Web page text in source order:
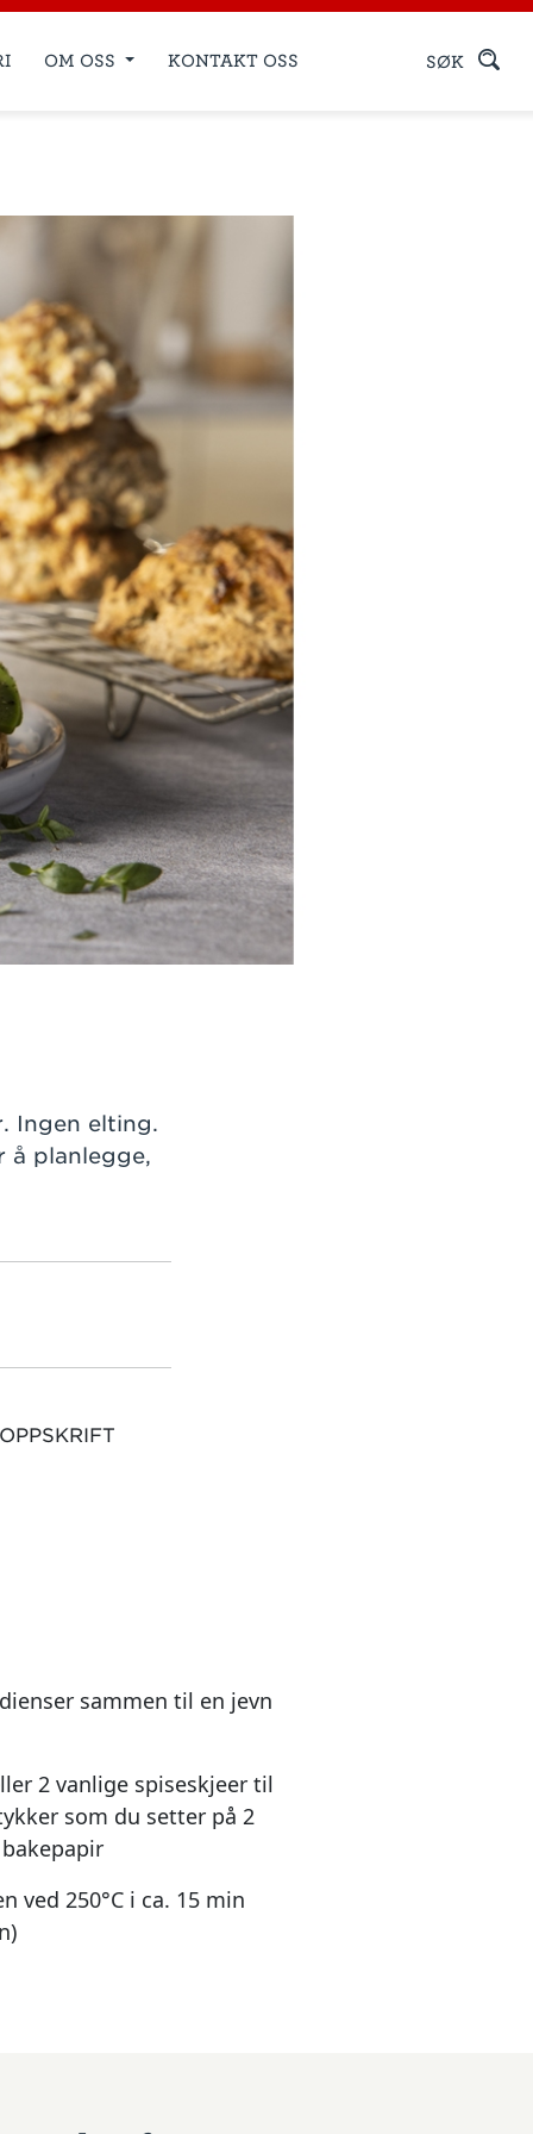
OM OSS KONTAKT OSS SØK
Ingen elting.
å planlegge,
sammen til en jevn
2 vanlige spiseskjeer til
som du setter på 2
ved 250°C i ca. 15 min